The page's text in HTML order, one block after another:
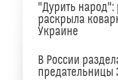
"Дурить народ":
раскрыла
Украине
В России